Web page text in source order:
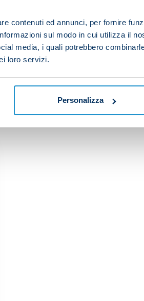
contenuti ed annunci, per fornire
sul modo in cui utilizza il
media, i quali potrebbero
loro servizi.
Personalizza
and support the